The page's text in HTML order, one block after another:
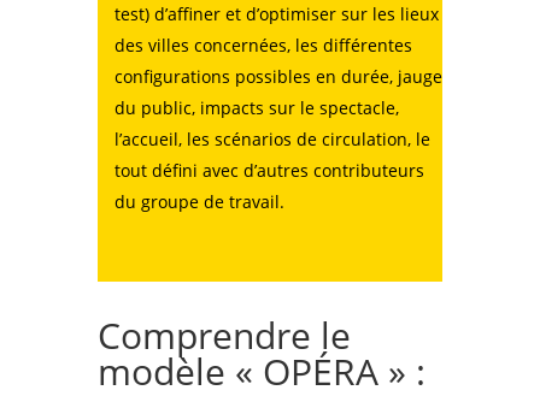
test) d’affiner et d’optimiser sur les lieux
des villes concernées, les différentes
configurations possibles en durée, jauge
du public, impacts sur le spectacle,
l’accueil, les scénarios de circulation, le
tout défini avec d’autres contributeurs
du groupe de travail.
Comprendre le
modèle « OPÉRA » :